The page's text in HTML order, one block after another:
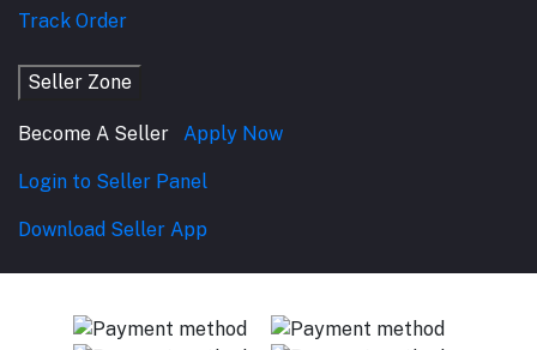
Track Order
Seller Zone
Become A Seller Apply Now
Login to Seller Panel
Download Seller App